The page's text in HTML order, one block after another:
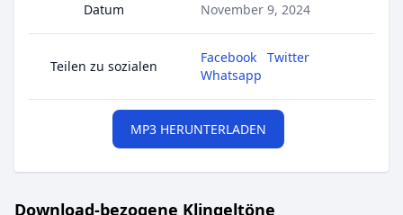
Datum November 9, 2024
Teilen zu sozialen
Facebook
Twitter
Whatsapp
MP3 HERUNTERLADEN
Download-bezogene Klingeltöne